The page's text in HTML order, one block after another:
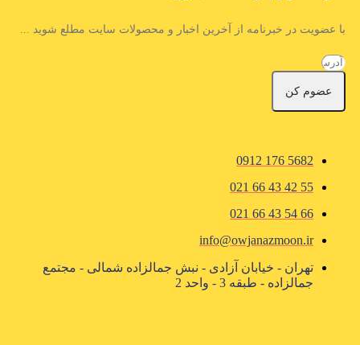
با عضویت در خبرنامه از آخرین اخبار و محصولات سایت مطلع شوید ...
عضوم کن
5682 176 0912
55 42 43 66 021
66 54 43 66 021
info@owjanazmoon.ir
تهران - خیابان آزادی - نبش جمالزاده شمالی - مجتمع
جمالزاده - طبقه 3 - واحد 2